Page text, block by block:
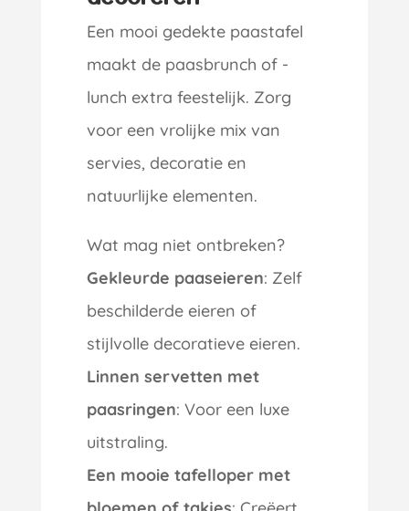
Een mooi gedekte paastafel
maakt de paasbrunch of -
lunch extra feestelijk. Zorg
voor een vrolijke mix van
servies, decoratie en
natuurlijke elementen.
Wat mag niet ontbreken?
Gekleurde paaseieren: Zelf
beschilderde eieren of
stijlvolle decoratieve eieren.
Linnen servetten met
paasringen: Voor een luxe
uitstraling.
Een mooie tafelloper met